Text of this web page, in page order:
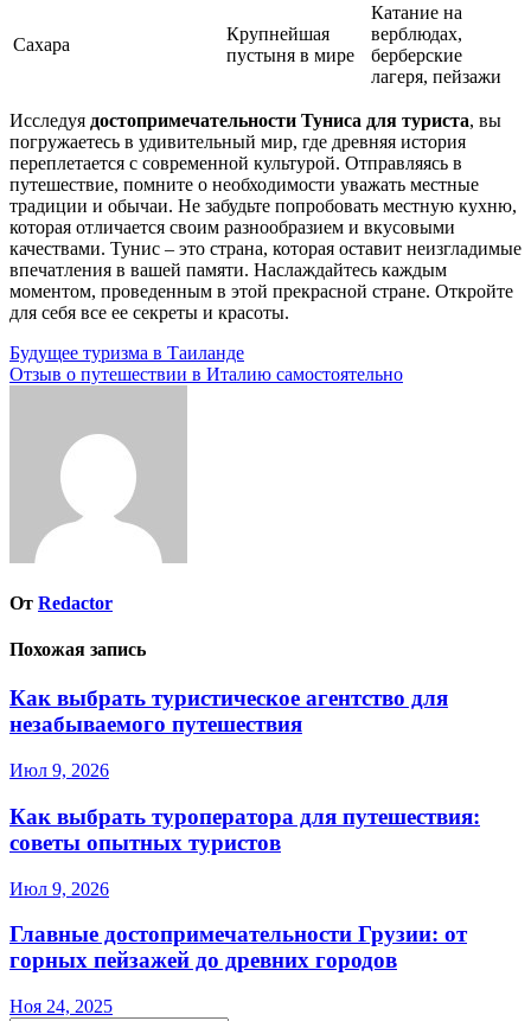
Сахара
Крупнейшая
пустыня в мире
Катание на
верблюдах,
берберские
лагеря, пейзажи
Исследуя достопримечательности Туниса для туриста, вы
погружаетесь в удивительный мир, где древняя история
переплетается с современной культурой. Отправляясь в
путешествие, помните о необходимости уважать местные
традиции и обычаи. Не забудьте попробовать местную кухню,
которая отличается своим разнообразием и вкусовыми
качествами. Тунис – это страна, которая оставит неизгладимые
впечатления в вашей памяти. Наслаждайтесь каждым
моментом, проведенным в этой прекрасной стране. Откройте
для себя все ее секреты и красоты.
Навигация
по
Будущее туризма в Таиланде
Отзыв о путешествии в Италию самостоятельно
От Redactor
Похожая запись
Как выбрать туристическое агентство для
незабываемого путешествия
Июл 9, 2026
Как выбрать туроператора для путешествия:
советы опытных туристов
Июл 9, 2026
Главные достопримечательности Грузии: от
горных пейзажей до древних городов
Ноя 24, 2025